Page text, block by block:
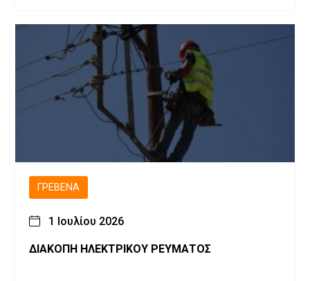
ΓΡΕΒΕΝΆ
1 Ιουλίου 2026
ΔΙΑΚΟΠΗ ΗΛΕΚΤΡΙΚΟΥ ΡΕΥΜΑΤΟΣ